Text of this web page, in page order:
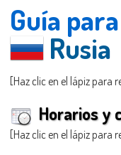
Guía
Rusia
[Haz clic en el lápiz para
Horarios y
[Haz clic en el lápiz para